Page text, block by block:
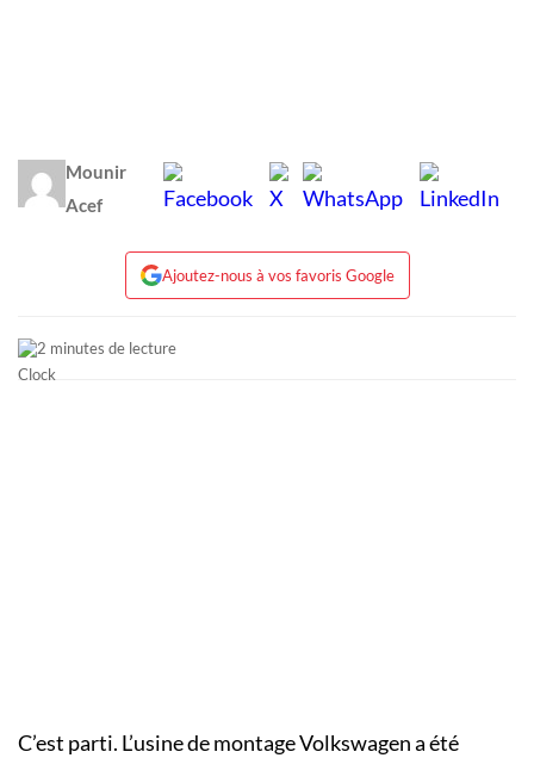
Mounir
Acef
Ajoutez-nous à vos favoris Google
2 minutes de lecture
C’est parti. L’usine de montage Volkswagen a été